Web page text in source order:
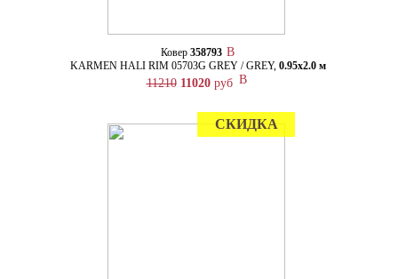
Ковер 358793
KARMEN HALI RIM 05703G GREY / GREY, 0.95х2.0 м
11210 11020руб
СКИДКА